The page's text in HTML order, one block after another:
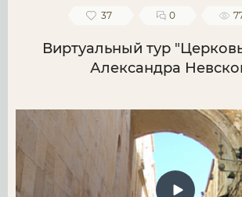
37 0
Виртуальный тур
Александра